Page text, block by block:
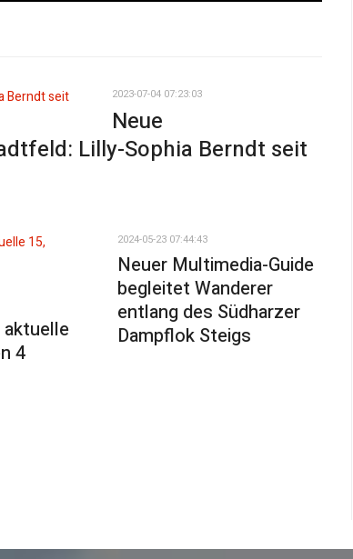
2023-07-04 07:23:03
Neue
Lilly-Sophia Berndt seit
aktuelle
4
2024-05-23 07:44:43
Neuer Multimedia-Guide
begleitet Wanderer
entlang des Südharzer
Dampflok Steigs